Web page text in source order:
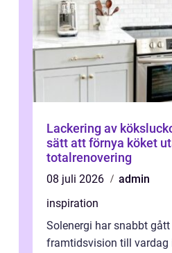
Lackering av
sätt att förnya köket
totalrenovering
08 juli 2026
admin
inspiration
Solenergi har snabbt
framtidsvision till vardag